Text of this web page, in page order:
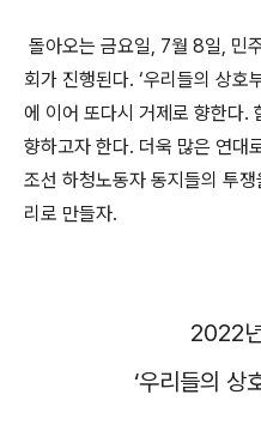
돌아오는 금요일, 7월 8일, 민
회가 진행된다. ‘우리들의 상호
에 이어 또다시 거제로 향한다.
향하고자 한다. 더욱 많은 연대
조선 하청노동자 동지들의 투
리로 만들자.
2022
‘우리들의 상